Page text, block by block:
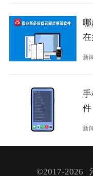
新
新
©2017-2026